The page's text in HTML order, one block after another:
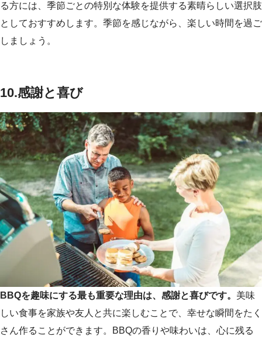
る方には、季節ごとの特別な体験を提供する素晴らしい選択肢
としておすすめします。季節を感じながら、楽しい時間を過ご
しましょう。
10.感謝と喜び
BBQを趣味にする最も重要な理由は、感謝と喜びです。 美味
しい食事を家族や友人と共に楽しむことで、幸せな瞬間をたく
さん作ることができます。BBQの香りや味わいは、心に残る